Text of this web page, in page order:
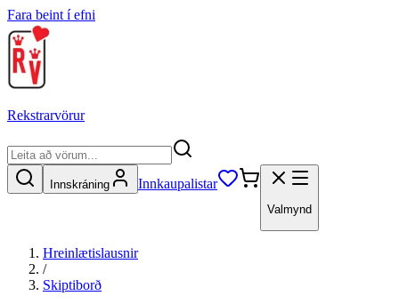
Fara beint í efni
Rekstrarvörur
Innskráning Innkaupalistar
Valmynd
Hreinlætislausnir
/
Skiptiborð